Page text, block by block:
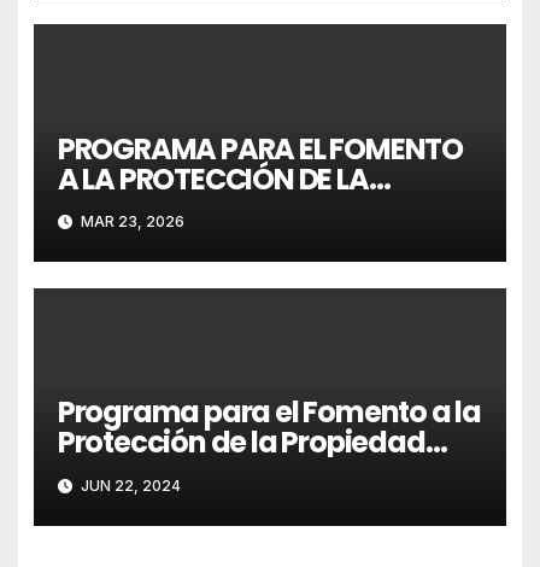
PROGRAMA PARA EL FOMENTO
A LA PROTECCIÓN DE LA
PROPIEDAD INTELECTUAL E
INDUSTRIAL DE LA UMSNH
MAR 23, 2026
Programa para el Fomento a la
Protección de la Propiedad
Intelectual e Industrial de la
UMSNH
JUN 22, 2024